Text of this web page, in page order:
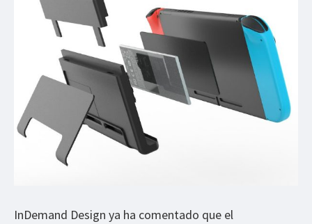
InDemand Design ya ha comentado que el